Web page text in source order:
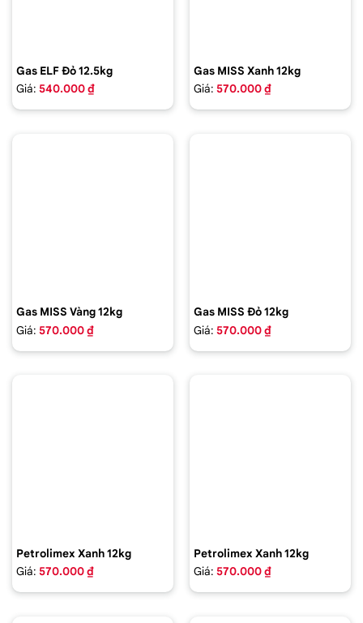
Gas ELF Đỏ 12.5kg
Giá: 540.000 ₫
Gas MISS Xanh 12kg
Giá: 570.000 ₫
Gas MISS Vàng 12kg
Giá: 570.000 ₫
Gas MISS Đỏ 12kg
Giá: 570.000 ₫
Petrolimex Xanh 12kg
Giá: 570.000 ₫
Petrolimex Xanh 12kg
Giá: 570.000 ₫